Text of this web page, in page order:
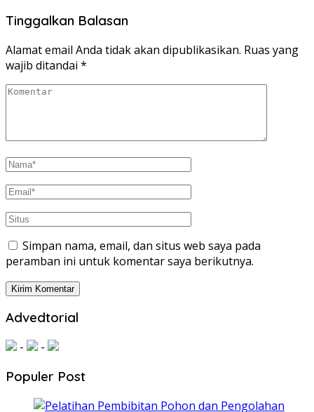
Tinggalkan Balasan
Alamat email Anda tidak akan dipublikasikan. Ruas yang
wajib ditandai *
Simpan nama, email, dan situs web saya pada
peramban ini untuk komentar saya berikutnya.
Advedtorial
- -
Populer Post